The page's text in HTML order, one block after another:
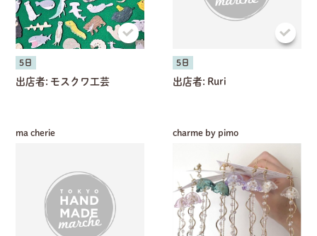
5日
出店者: モスクワ工芸
5日
出店者: Ruri
ma cherie charme by pimo